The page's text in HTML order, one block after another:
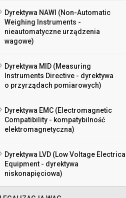
Dyrektywa NAWI (Non-Automatic
Weighing Instruments -
nieautomatyczne urządzenia
wagowe)
Dyrektywa MID (Measuring
Instruments Directive - dyrektywa
o przyrządach pomiarowych)
Dyrektywa EMC (Electromagnetic
Compatibility - kompatybilność
elektromagnetyczna)
Dyrektywa LVD (Low Voltage Electrical
Equipment - dyrektywa
niskonapięciowa)